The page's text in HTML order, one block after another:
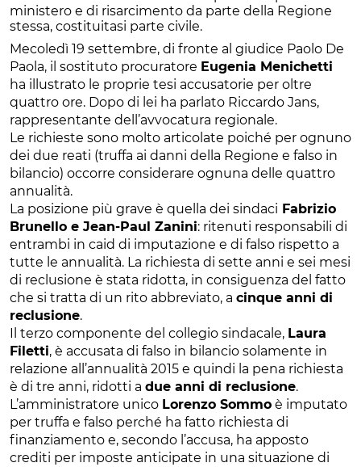
ministero e di risarcimento da parte della Regione
stessa, costituitasi parte civile.
Mecoledì 19 settembre, di fronte al giudice Paolo De
Paola, il sostituto procuratore Eugenia Menichetti
ha illustrato le proprie tesi accusatorie per oltre
quattro ore. Dopo di lei ha parlato Riccardo Jans,
rappresentante dell’avvocatura regionale.
Le richieste sono molto articolate poiché per ognuno
dei due reati (truffa ai danni della Regione e falso in
bilancio) occorre considerare ognuna delle quattro
annualità.
La posizione più grave è quella dei sindaci Fabrizio
Brunello e Jean-Paul Zanini: ritenuti responsabili di
entrambi in caid di imputazione e di falso rispetto a
tutte le annualità. La richiesta di sette anni e sei mesi
di reclusione è stata ridotta, in consiguenza del fatto
che si tratta di un rito abbreviato, a cinque anni di
reclusione.
Il terzo componente del collegio sindacale, Laura
Filetti, è accusata di falso in bilancio solamente in
relazione all’annualità 2015 e quindi la pena richiesta
è di tre anni, ridotti a due anni di reclusione.
L’amministratore unico Lorenzo Sommo è imputato
per truffa e falso perché ha fatto richiesta di
finanziamento e, secondo l’accusa, ha apposto
crediti per imposte anticipate in una situazione di